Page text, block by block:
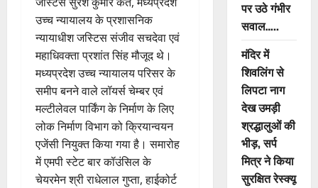
उच्च न्यायालय के प्रशासनिक
न्यायाधीश जस्टिस संजीव सचदेवा एवं
महाधिवक्ता प्रशांत सिंह मौजूद थे।
मध्यप्रदेश उच्च न्यायालय परिसर के
समीप बनने वाले लॉयर्स चेम्बर एवं
मल्टीलेवल पार्किंग के निर्माण के लिए
लोक निर्माण विभाग को क्रियान्वयन
एजेंसी नियुक्त किया गया है। समारोह
में एमपी स्टेट बार कॉउंसिल के
चेयरमेन श्री राधेलाल गुप्ता, हाईकोर्ट
पर उठे गंभीर
सवाल…..
मंदिर में
शिवलिंग से
लिपटा नाग
देख उमड़ी
श्रद्धालुओं की
भीड़, सर्प
मित्र ने किया
सुरक्षित रेस्क्यू